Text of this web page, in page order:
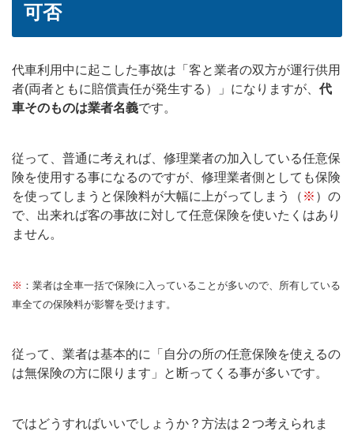
可否
代車利用中に起こした事故は「客と業者の双方が運行供用
者(両者ともに賠償責任が発生する）」になりますが、 代
車そのものは業者名義です。
従って、普通に考えれば、修理業者の加入している任意保
険を使用する事になるのですが、修理業者側としても保険
を使ってしまうと保険料が大幅に上がってしまう（ ※ ）の
で、出来れば客の事故に対して任意保険を使いたくはあり
ません。
※ ：業者は全車一括で保険に入っていることが多いので、所有している
車全ての保険料が影響を受けます。
従って、業者は基本的に「自分の所の任意保険を使えるの
は無保険の方に限ります」と断ってくる事が多いです。
ではどうすればいいでしょうか？方法は２つ考えられま